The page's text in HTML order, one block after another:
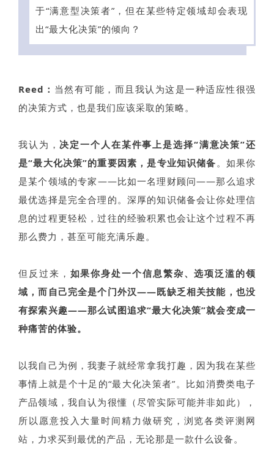
于“满意型决策者”，但在某些特定领域却会表现
出“最大化决策”的倾向？
Reed： 当然有可能，而且我认为这是一种适应性很强
的决策方式，也是我们应该采取的策略。
我认为， 决定一个人在某件事上是选择“满意决策”还
是“最大化决策”的重要因素，是专业知识储备 。如果你
是某个领域的专家——比如一名理财顾问——那么追求
最优选择是完全合理的。深厚的知识储备会让你处理信
息的过程更轻松，过往的经验积累也会让这个过程不再
那么费力，甚至可能充满乐趣。
但反过来， 如果你身处一个信息繁杂、选项泛滥的领
域，而自己完全是个门外汉——既缺乏相关技能，也没
有探索兴趣——那么试图追求“最大化决策”就会变成一
种痛苦的体验。
以我自己为例，我妻子就经常拿我打趣，因为我在某些
事情上就是个十足的“最大化决策者”。比如消费类电子
产品领域，我自认为很懂（尽管实际可能并非如此），
所以愿意投入大量时间精力做研究，浏览各类评测网
站，力求买到最优的产品，无论那是一款什么设备。